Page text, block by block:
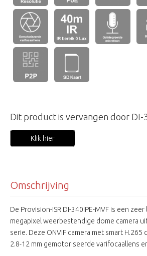
Dit product is vervangen door DI-
Klik hier
Omschrijving
De Provision-ISR DI-340IPE-MVF is een
megapixel weerbestendige dome camera
serie. Deze ONVIF camera met smart
2.8-12 mm gemotoriseerde varifocaallens